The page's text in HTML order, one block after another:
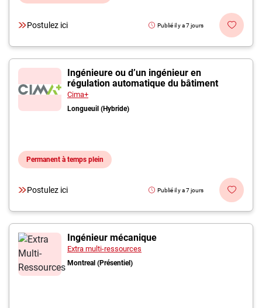
Postulez ici Publié il y a 7 jours
Ingénieure ou d’un ingénieur en
régulation automatique du bâtiment
Cima+
Longueuil (Hybride)
Permanent à temps plein
Postulez ici Publié il y a 7 jours
Ingénieur mécanique
Extra multi-ressources
Montreal (Présentiel)